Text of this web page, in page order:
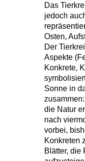
Das
jedoch
Osten,
Der
Aspekte
Konkrete,
Sonne in
die Natur
nach
vorbei,
Konkreten
Blätter, die